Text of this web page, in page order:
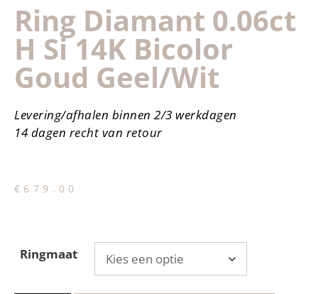
Ring Diamant 0.06ct
H Si 14K Bicolor
Goud Geel/wit
Levering/afhalen binnen 2/3 werkdagen
14 dagen recht van retour
€ 679.00
Ringmaat